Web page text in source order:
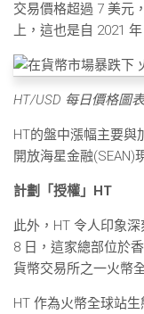
交易價格超過 7 美元
上，這也是自 2021
HT/USD 每日價格圖表
HT的盤中漲幅主要與
開放海星金融(SEAN)
計劃「授權」HT
此外，HT 令人印象
8 日，這家總部位於
貨幣交易所之一火幣
HT 作為火幣全球站